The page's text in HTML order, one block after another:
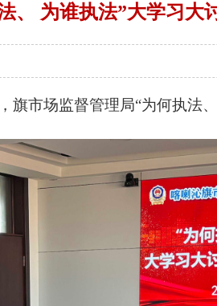
、 为谁执法”大学习大
旗市场监督管理局“为何执法